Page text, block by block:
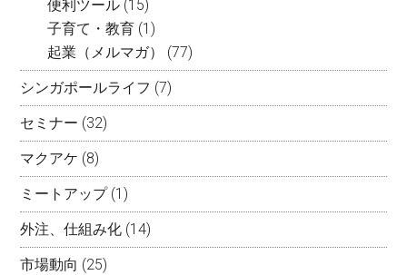
便利ツール (15)
子育て・教育 (1)
起業（メルマガ）
(77)
シンガポールライフ (7)
セミナー (32)
マクアケ (8)
ミートアップ(1)
外注、仕組み化 (14)
市場動向 (25)